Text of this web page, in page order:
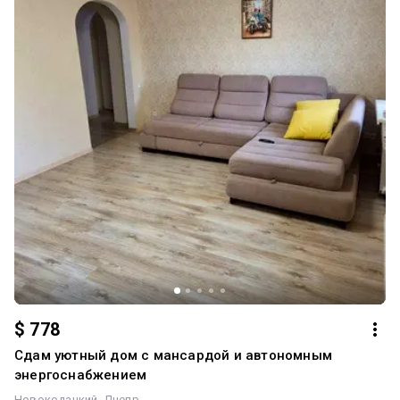
$ 778
Сдам уютный дом с мансардой и автономным
энергоснабжением